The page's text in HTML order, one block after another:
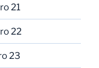
21
22
23